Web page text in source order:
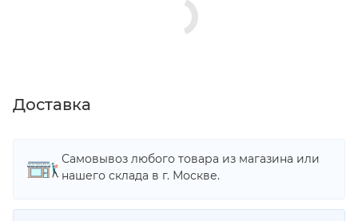
Доставка
Самовывоз любого товара из магазина или
нашего склада в г. Москве.